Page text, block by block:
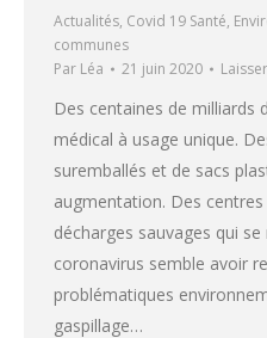
Actualités, Covid 19 Santé,
communes
Par Léa 21 juin 2020
Des centaines de milliards
médical à usage unique.
suremballés et de sacs
augmentation. Des centres
décharges sauvages qui
coronavirus semble avoir
problématiques
gaspillage…